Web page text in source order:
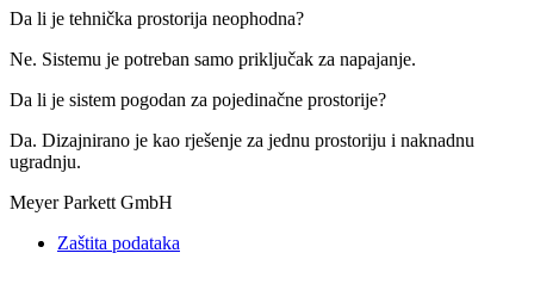
Da li je tehnička prostorija neophodna?
Ne. Sistemu je potreban samo priključak za napajanje.
Da li je sistem pogodan za pojedinačne prostorije?
Da. Dizajnirano je kao rješenje za jednu prostoriju i naknadnu
ugradnju.
Meyer Parkett GmbH
Zaštita podataka